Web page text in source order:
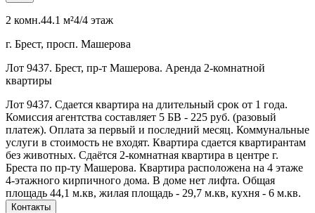
2 комн.44.1 м²4/4 этаж
г. Брест, просп. Машерова
Лот 9437. Брест, пр-т Машерова. Аренда 2-комнатной
квартиры
Лот 9437. Сдается квартира на длительный срок от 1 года.
Комиссия агентства составляет 5 БВ - 225 руб. (разовый
платеж). Оплата за первый и последний месяц. Коммунальные
услуги в стоимость не входят. Квартира сдается квартирантам
без животных. Сдаётся 2-комнатная квартира в центре г.
Бреста по пр-ту Машерова. Квартира расположена на 4 этаже
4-этажного кирпичного дома. В доме нет лифта. Общая
площадь 44,1 м.кв, жилая площадь - 29,7 м.кв, кухня - 6 м.кв.
Контакты